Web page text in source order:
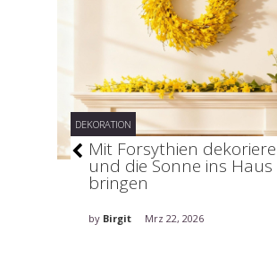
DEKORATION
Mit Forsythien
und die Sonne ins Haus
bringen
by Birgit Mrz 22, 2026